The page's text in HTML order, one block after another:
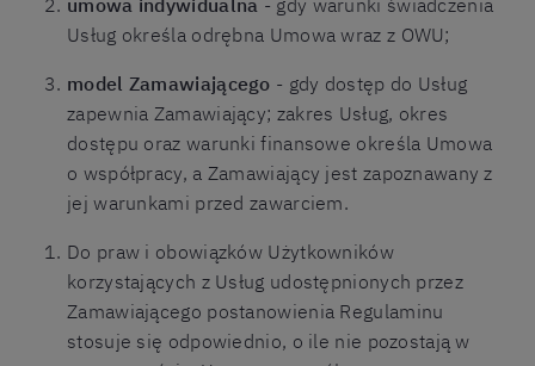
umowa indywidualna - gdy warunki świadczenia
Usług określa odrębna Umowa wraz z OWU;
model Zamawiającego - gdy dostęp do Usług
zapewnia Zamawiający; zakres Usług, okres
dostępu oraz warunki finansowe określa Umowa
o współpracy, a Zamawiający jest zapoznawany z
jej warunkami przed zawarciem.
Do praw i obowiązków Użytkowników
korzystających z Usług udostępnionych przez
Zamawiającego postanowienia Regulaminu
stosuje się odpowiednio, o ile nie pozostają w